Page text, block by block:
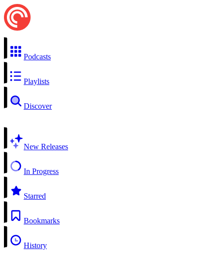
Podcasts
Playlists
Discover
New Releases
In Progress
Starred
Bookmarks
History